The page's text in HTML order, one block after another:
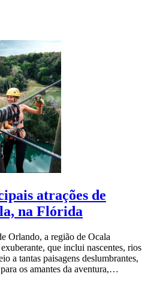
atrações de
na Flórida
Orlando, a região de Ocala
que inclui nascentes, rios
a tantas paisagens deslumbrantes,
os amantes da aventura,…